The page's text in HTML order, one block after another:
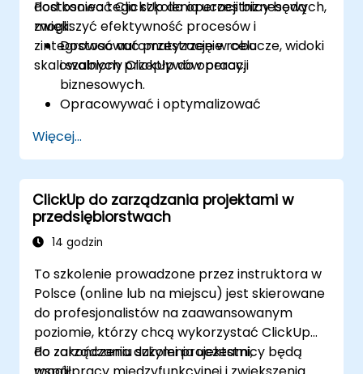
dostosować ClickUp do operacji biznesowych,
zwiększyć efektywność procesów i
zintegrować automatyzację w celu
skalowalnych przepływów pracy.
Pod koniec tego szkolenia uczestnicy będą
mogli:
Dostosować przestrzenie robocze, widoki
i szablony ClickUp do operacji
biznesowych.
Opracowywać i optymalizować
procesami.
Wdrażać zaawansowaną automatyzację
dla powtarzalnych zadań.
Integrować ClickUp z innymi narzędziami
biznesowymi i źródłami danych.
Monitorować i analizować efektywność
ClickUp.
Więcej...
ClickUp do zarządzania projektami w
przedsiębiorstwach
14 godzin
To szkolenie prowadzone przez instruktora w
Polsce (online lub na miejscu) jest skierowane
do profesjonalistów na zaawansowanym
poziomie, którzy chcą wykorzystać ClickUp
do zarządzania dużymi projektami,
Po zakończeniu szkolenia uczestnicy będą